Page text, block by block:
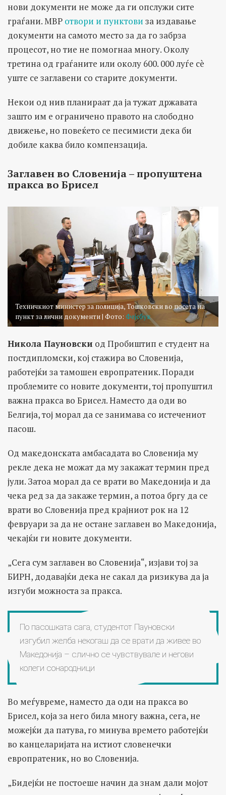
нови документи не може да ги опслужи сите
граѓани. МВР отвори и пунктови за издавање
документи на самото место за да го забрза
процесот, но тие не помогнаа многу. Околу
третина од граѓаните или околу 600. 000 луѓе сè
уште се заглавени со старите документи.
Некои од нив планираат да ја тужат државата
зашто им е ограничено правото на слободно
движење, но повеќето се песимисти дека би
добиле каква било компензација.
Заглавен во Словенија – пропуштена
пракса во Брисел
Техничкиот министер за полиција, Тошковски во посета на
пункт за лични документи | Фото: Фејсбук
Никола Пауновски од Пробиштип е студент на
постдипломски, кој стажира во Словенија,
работејќи за тамошен европратеник. Поради
проблемите со новите документи, тој пропуштил
важна пракса во Брисел. Наместо да оди во
Белгија, тој морал да се занимава со истечениот
пасош.
Од македонската амбасадата во Словенија му
рекле дека не можат да му закажат термин пред
јули. Затоа морал да се врати во Македонија и да
чека ред за да закаже термин, а потоа бргу да се
врати во Словенија пред крајниот рок на 12
февруари за да не остане заглавен во Македонија,
чекајќи ги новите документи.
„Сега сум заглавен во Словенија“, изјави тој за
БИРН, додавајќи дека не сакал да ризикува да ја
изгуби можноста за пракса.
По пасошката сага, студентот Пауновски
изгубил желба некогаш да се врати да живее во
Македонија – слично се чувствувале и негови
колеги сонародници
Во меѓувреме, наместо да оди на пракса во
Брисел, која за него била многу важна, сега, не
можејќи да патува, го минува времето работејќи
во канцеларијата на истиот словенечки
европратеник, но во Словенија.
„Бидејќи не постоеше начин да знам дали мојот